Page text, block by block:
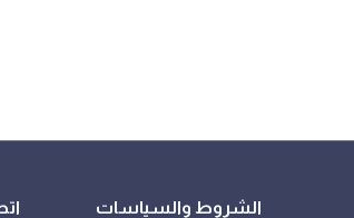
الشروط والسياسات